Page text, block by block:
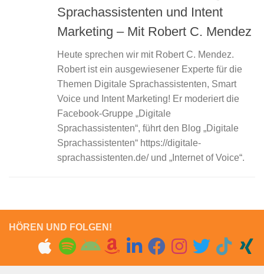
Sprachassistenten und Intent
Marketing – Mit Robert C. Mendez
Heute sprechen wir mit Robert C. Mendez.
Robert ist ein ausgewiesener Experte für die
Themen Digitale Sprachassistenten, Smart
Voice und Intent Marketing! Er moderiert die
Facebook-Gruppe „Digitale
Sprachassistenten“, führt den Blog „Digitale
Sprachassistenten“ https://digitale-
sprachassistenten.de/ und „Internet of Voice“.
HÖREN UND FOLGEN!